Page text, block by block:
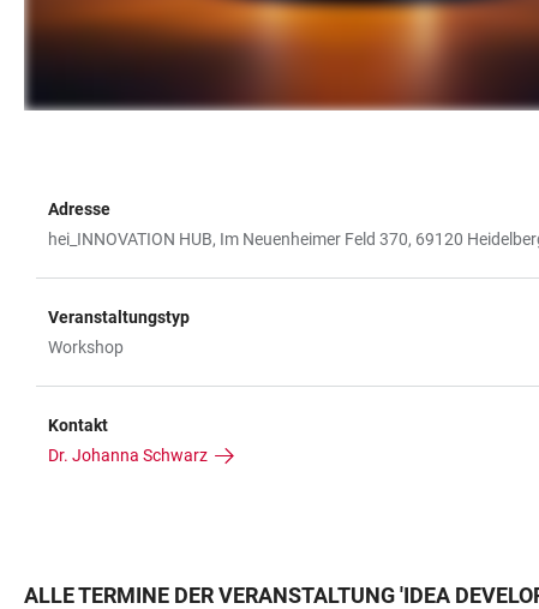
Adresse
hei_INNOVATION HUB, Im Neuenheimer Feld 370, 69120
Veranstaltungstyp
Workshop
Kontakt
Dr. Johanna Schwarz
ALLE TERMINE DER VERANSTALTUNG'IDEA